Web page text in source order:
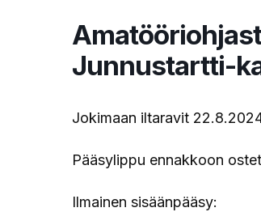
Junnustartti-
Jokimaan iltaravit
Pääsylippu ennakkoon
Ilmainen sisäänpääsy: